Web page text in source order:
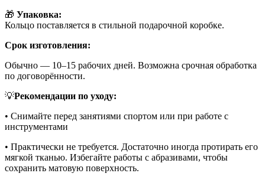
🎁 Упаковка:
Кольцо поставляется в стильной подарочной коробке.
Срок изготовления:
Обычно — 10–15 рабочих дней. Возможна срочная обработка
по договорённости.
💡Рекомендации по уходу:
• Снимайте перед занятиями спортом или при работе с
инструментами
• Практически не требуется. Достаточно иногда протирать его
мягкой тканью. Избегайте работы с абразивами, чтобы
сохранить матовую поверхность.